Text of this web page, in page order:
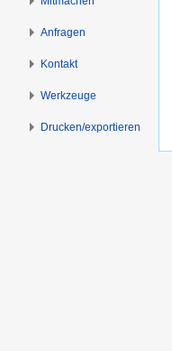
Anfragen
Kontakt
Werkzeuge
Drucken/­exportieren